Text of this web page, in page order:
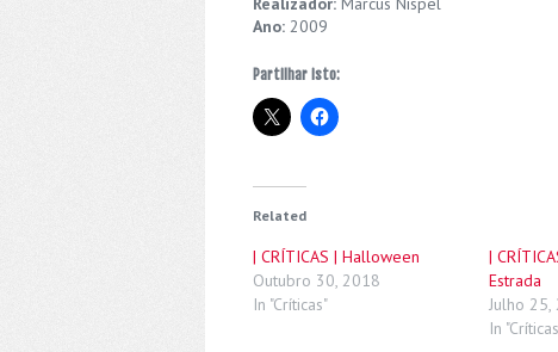
Ano: 2009
Partilhar isto:
Related
| CRÍTICAS | Halloween
Outubro 30, 2018
In "Críticas"
|
Estrada
Julho 25,
In